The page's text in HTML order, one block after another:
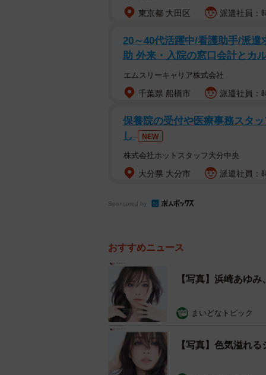
東京都 大田区 派遣社員：
20～40代活躍中/看護助手/派
助 外来・入院の窓口会計とカ
エムスリーキャリア株式会社
千葉県 船橋市 派遣社員：
保養院の受付や医療事務スタ
し
NEW
株式会社ホットスタッフ大分中央
大分県 大分市 派遣社員：
Sponsored by
おすすめニュース
【写真】浜崎あゆ
まいどなトピック
【写真】色気溢れ